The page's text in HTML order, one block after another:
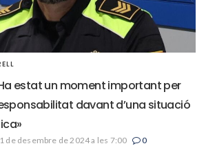
estat un moment important per
davant d’una situació
1 de desembre de 2024 a les 7:00 0